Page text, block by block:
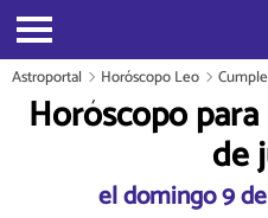
Astroportal Horóscopo Leo
Horóscopo
de
el domingo 9